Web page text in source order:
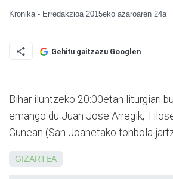
Kronika - Erredakzioa 2015eko azaroaren 24a
Gehitu gaitzazu Googlen
Bihar iluntzeko 20:00etan liturgiari
emango du Juan Jose Arregik,
Gunean (San Joanetako tonbola
GIZARTEA